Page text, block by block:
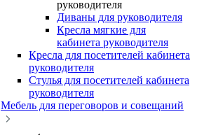
руководителя
Диваны для руководителя
Кресла мягкие для
кабинета руководителя
Кресла для посетителей кабинета
руководителя
Стулья для посетителей кабинета
руководителя
Мебель для переговоров и совещаний